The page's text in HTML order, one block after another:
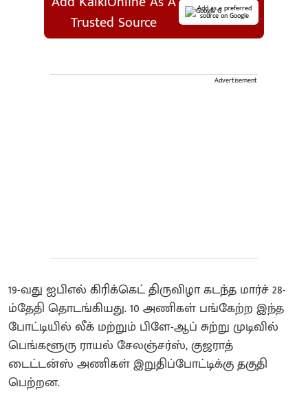
Trusted Source
Add as a preferred
source on Google
Advertisement
19-வது ஐபிஎல் கிரிக்கெட் திருவிழா கடந்த மார்ச் 28-
ம்தேதி தொடங்கியது. 10 அணிகள் பங்கேற்ற இந்த
போட்டியில் லீக் மற்றும் பிளே-ஆப் சுற்று முடிவில்
பெங்களூரு ராயல் சேலஞ்சர்ஸ், குஜராத்
டைட்டன்ஸ் அணிகள் இறுதிப்போட்டிக்கு தகுதி
பெற்றன.